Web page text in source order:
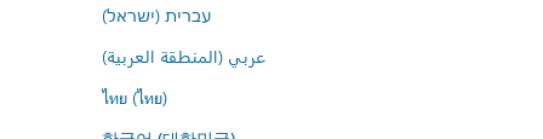
עברית (ישראל)
عربي (المنطقة العربية)
ไทย (ไทย)